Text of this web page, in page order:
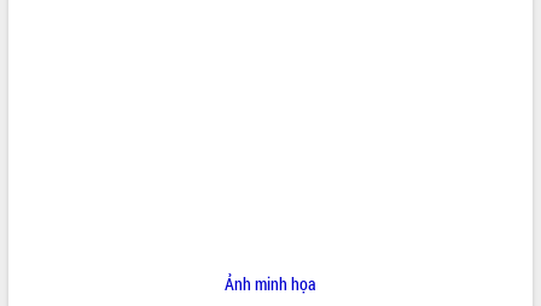
Ảnh minh họa